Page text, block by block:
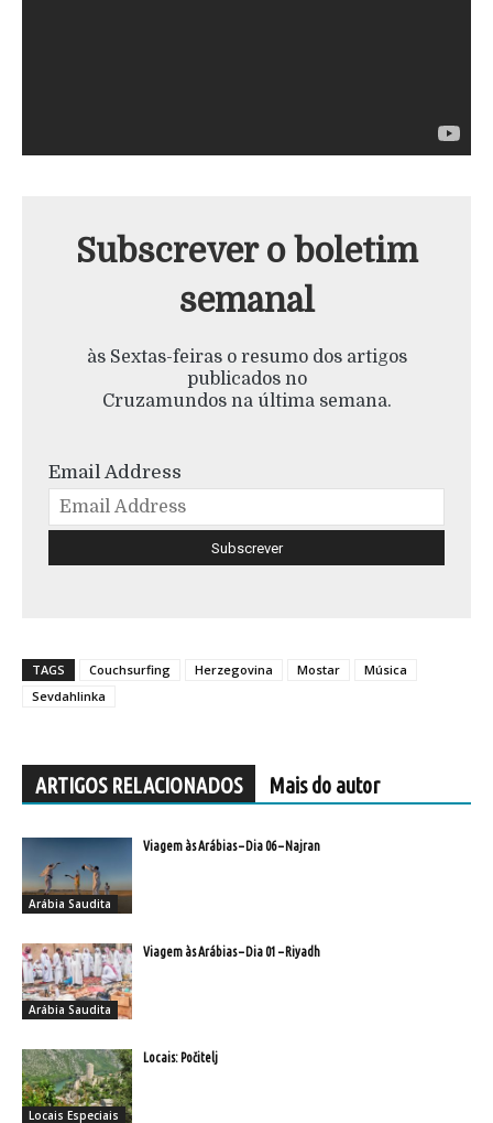
Subscrever o boletim
semanal
às Sextas-feiras o resumo dos artigos
publicados no
Cruzamundos na última semana.
Email Address
TAGS Couchsurfing Herzegovina Mostar
Música
Sevdahlinka
ARTIGOS RELACIONADOS Mais do autor
Arábia Saudita
Viagem às Arábias – Dia 06 – Najran
Arábia Saudita
Viagem às Arábias – Dia 01 – Riyadh
Locais Especiais
Locais: Počitelj